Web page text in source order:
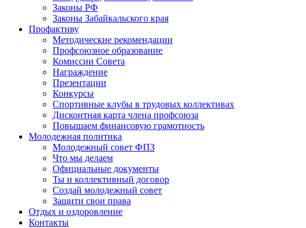
Законы РФ
Законы Забайкальского края
Профактиву
Методические рекомендации
Профсоюзное образование
Комиссии Совета
Награждение
Презентации
Конкурсы
Спортивные клубы в трудовых коллективах
Дисконтная карта члена профсоюза
Повышаем финансовую грамотность
Молодежная политика
Молодежный совет ФПЗ
Что мы делаем
Официальные документы
Ты и коллективный договор
Создай молодежный совет
Защити свои права
Отдых и оздоровление
Контакты